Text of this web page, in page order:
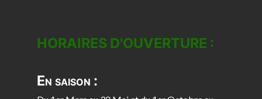
HORAIRES D'OUVERTURE :
En saison :